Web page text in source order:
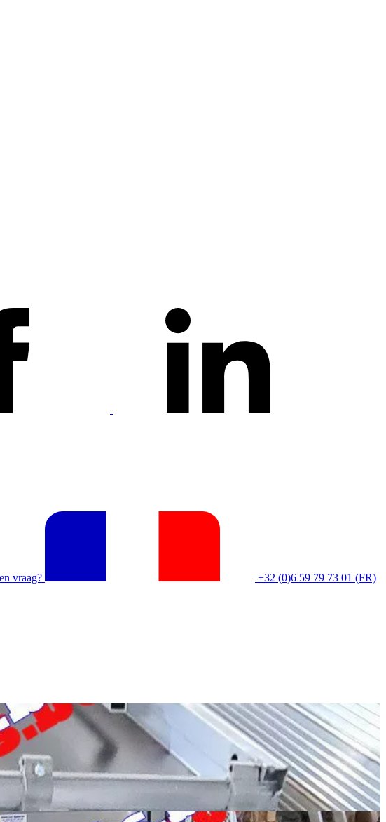
vraag? +32 (0)6 59 79 73 01 (FR)